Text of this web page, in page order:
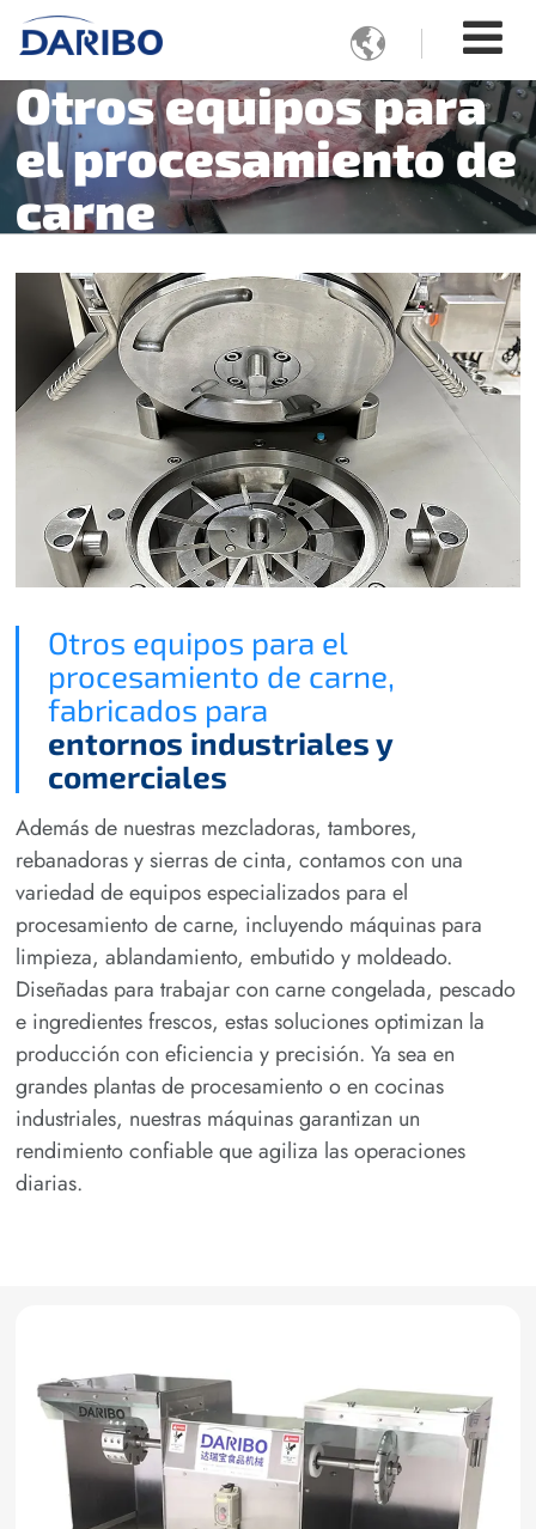

Otros equipos para
el procesamiento de
carne
Otros equipos para el
procesamiento de carne,
fabricados para
entornos industriales y
comerciales
Además de nuestras mezcladoras, tambores,
rebanadoras y sierras de cinta, contamos con una
variedad de equipos especializados para el
procesamiento de carne, incluyendo máquinas para
limpieza, ablandamiento, embutido y moldeado.
Diseñadas para trabajar con carne congelada, pescado
e ingredientes frescos, estas soluciones optimizan la
producción con eficiencia y precisión. Ya sea en
grandes plantas de procesamiento o en cocinas
industriales, nuestras máquinas garantizan un
rendimiento confiable que agiliza las operaciones
diarias.